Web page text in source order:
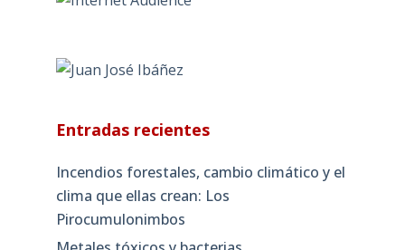
Entradas recientes
Incendios forestales, cambio climático y el
clima que ellas crean: Los
Pirocumulonimbos